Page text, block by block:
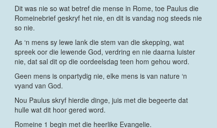
Dit was nie so wat betref die mense in Rome, toe Paulus die
Romeinebrief geskryf het nie, en dit is vandag nog steeds nie
so nie.
As ‘n mens sy lewe lank die stem van die skepping, wat
spreek oor die lewende God, verdring en nie daarna luister
nie, dat sal dit op die oordeelsdag teen hom gehou word.
Geen mens is onpartydig nie, elke mens is van nature ‘n
vyand van God.
Nou Paulus skryf hierdie dinge, juis met die begeerte dat
hulle wat dit hoor gered word.
Romeine 1 begin met die heerlike Evangelie.